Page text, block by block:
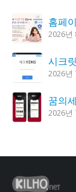
홈페
2026년
시크
2026년
꿈의
2026년
K플레